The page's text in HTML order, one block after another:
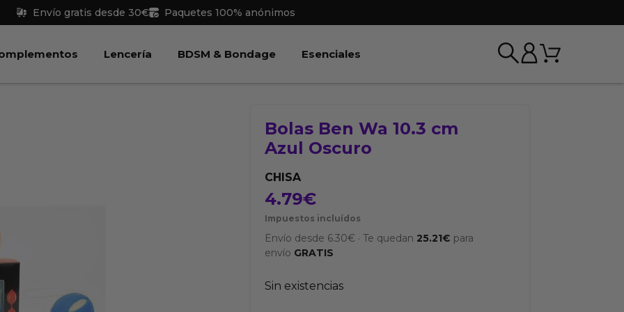
Envío gratis desde 30€ Paquetes 100% anónimos
Juguetes Abrir Complementos
Lencería Abrir Lencería
BDSM & Bondage Abrir BDSM & Bondage
Esenciales Carrito
Bolas Ben Wa 10.3 cm
Azul Oscuro
CHISA
4.79€
Impuestos incluídos
Envío desde 6.30€ ·Te quedan 25.21€ para
envío GRATIS
Sin existencias